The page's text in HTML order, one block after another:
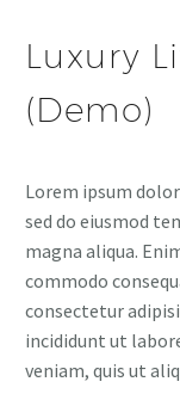
Luxury
(Demo)
Lorem ipsum
sed do eiusmod
magna aliqua.
commodo
consectetur
incididunt ut
veniam, quis ut